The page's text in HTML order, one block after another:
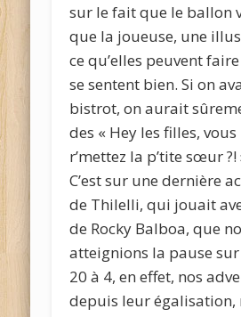
sur le fait que le ballon
que la joueuse, une
ce qu’elles peuvent
se sentent bien. Si on
bistrot, on aurait
des « Hey les filles, vous
r’mettez la p’tite sœur ?!
C’est sur une dernière
de Thilelli, qui jouait
de Rocky Balboa, que
atteignions la pause sur
20 à 4, en effet, nos
depuis leur égalisation,